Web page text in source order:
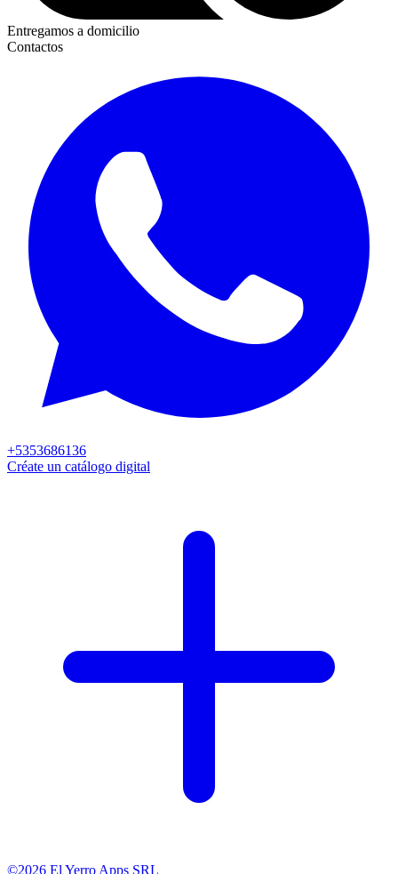
Entregamos a domicilio
Contactos
+5353686136
Créate un catálogo digital
©2026 El Yerro Apps SRL